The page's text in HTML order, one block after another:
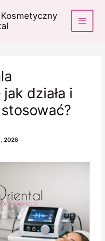
działa i
2026